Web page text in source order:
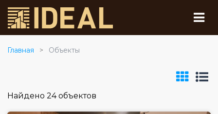
Главная Объекты
Найдено 24 объектов